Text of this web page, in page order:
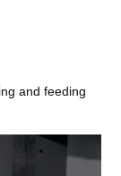
and feeding